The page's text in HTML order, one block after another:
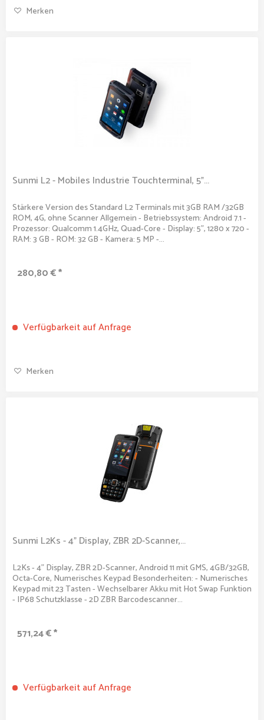
Merken
Sunmi L2 - Mobiles Industrie Touchterminal, 5"...
Stärkere Version des Standard L2 Terminals mit 3GB RAM /32GB
ROM, 4G, ohne Scanner Allgemein - Betriebssystem: Android 7.1 -
Prozessor: Qualcomm 1.4GHz, Quad-Core - Display: 5", 1280 x 720 -
RAM: 3 GB - ROM: 32 GB - Kamera: 5 MP -...
280,80 € *
Verfügbarkeit auf Anfrage
Merken
Sunmi L2Ks - 4" Display, ZBR 2D-Scanner,...
L2Ks - 4" Display, ZBR 2D-Scanner, Android 11 mit GMS, 4GB/32GB,
Octa-Core, Numerisches Keypad Besonderheiten: - Numerisches
Keypad mit 23 Tasten - Wechselbarer Akku mit Hot Swap Funktion
- IP68 Schutzklasse - 2D ZBR Barcodescanner...
571,24 € *
Verfügbarkeit auf Anfrage